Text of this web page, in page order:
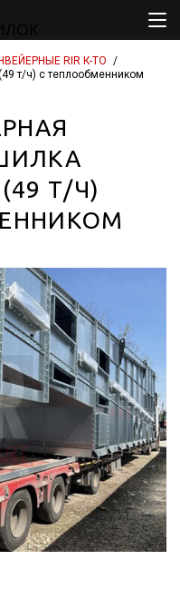
RIR К-ТО /
т/ч) с теплообменником
Т/Ч)